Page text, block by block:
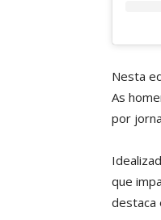
Nesta
As
por
que
destaca